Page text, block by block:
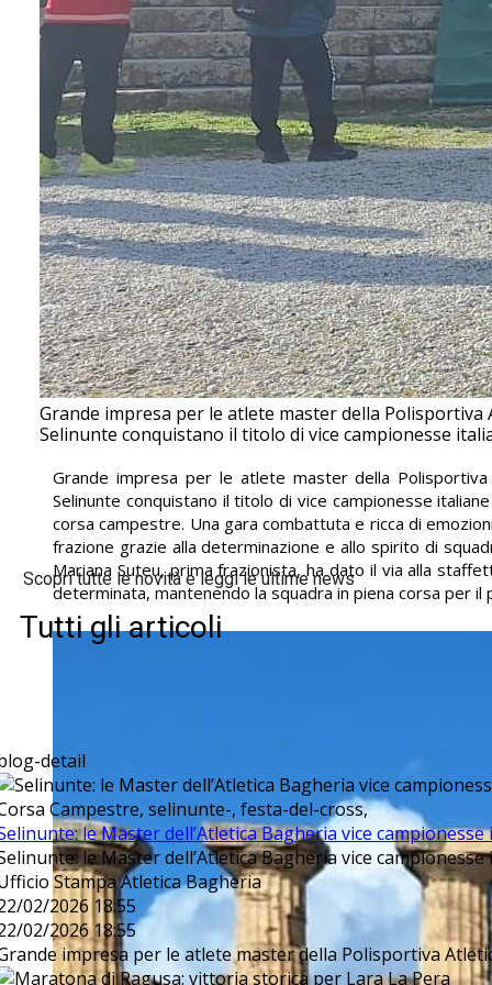
Grande impresa per le atlete master della Polisportiva
Selinunte conquistano il titolo di vice campionesse
Grande impresa per le atlete master della
Selinunte conquistano il titolo di vice campionesse
corsa campestre. Una gara combattuta e ricca di
frazione grazie alla determinazione e allo spirito di
Mariana Suteu, prima frazionista, ha dato il via alla
determinata, mantenendo la squadra in piena corsa per il
Scopri tutte le novità e leggi le ultime news
Tutti gli articoli
detail
Campestre, selinunte-, festa-del-cross,
le Master dell’Atletica Bagheria vice
le Master dell’Atletica Bagheria vice
Stampa Atletica Bagheria
02/2026 18:55
02/2026 18:55
impresa per le atlete master della Polisportiva